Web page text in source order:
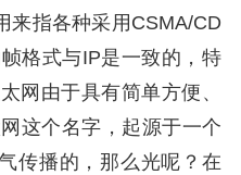
来指各种采用CSMA/CD
格式与IP是一致的，特
网由于具有简单方便、
这个名字，起源于一个
传播的，那么光呢？在